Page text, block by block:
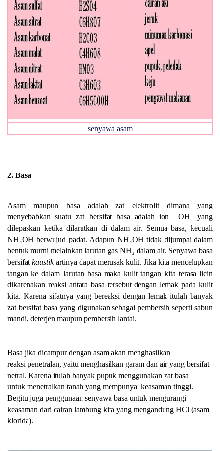
senyawa asam
2. Basa
Asam maupun basa adalah zat elektrolit dimana yang
menyebabkan suatu zat bersifat basa adalah ion
OH− yang
dilepaskan ketika dilarutkan di dalam air. Semua basa, kecuali
NH₄OH berwujud padat. Adapun NH₄OH tidak dijumpai dalam
bentuk murni melainkan larutan gas NH₃ dalam air. Senyawa basa
bersifatkaustik artinya dapat merusak kulit. Jika kita mencelupkan
tangan kedalam larutan basa maka kulit tangan kita terasa licin
dikarenakan reaksi antara basa tersebut dengan lemak pada kulit
kita. Karena sifatnya yang bereaksi dengan lemak itulah banyak
zat bersifat basa yang digunakan sebagai pembersih seperti sabun
mandi, deterjen maupun pembersih lantai.
Basa jika dicampur dengan asam akan menghasilkan
reaksi penetralan, yaitu menghasilkan garam dan air yang bersifat
netral. Karena itulah banyak pupuk menggunakan zat basa
untuk menetralkan tanah yang mempunyai keasaman tinggi.
Begitu juga penggunaan senyawa basa untuk mengurangi
keasaman dari cairan lambung kita yang mengandung HCl (asam
klorida).